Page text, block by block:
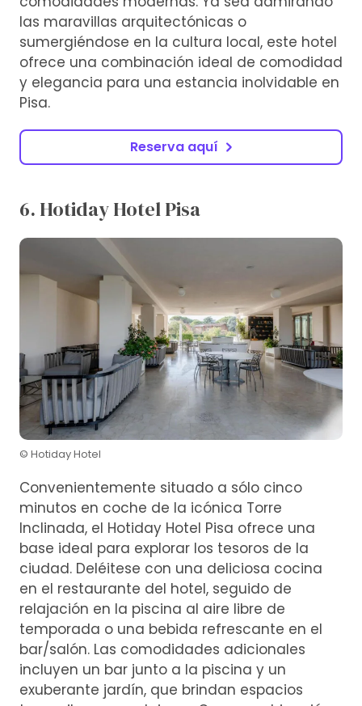
las maravillas arquitectónicas o
sumergiéndose en la cultura local, este hotel
ofrece una combinación ideal de comodidad
y elegancia para una estancia inolvidable en
Pisa.
Reserva aquí
6. Hotiday Hotel Pisa
© Hotiday Hotel
Convenientemente situado a sólo cinco
minutos en coche de la icónica Torre
Inclinada, el Hotiday Hotel Pisa ofrece una
base ideal para explorar los tesoros de la
ciudad. Deléitese con una deliciosa cocina
en el restaurante del hotel, seguido de
relajación en la piscina al aire libre de
temporada o una bebida refrescante en el
bar/salón. Las comodidades adicionales
incluyen un bar junto a la piscina y un
exuberante jardín, que brindan espacios